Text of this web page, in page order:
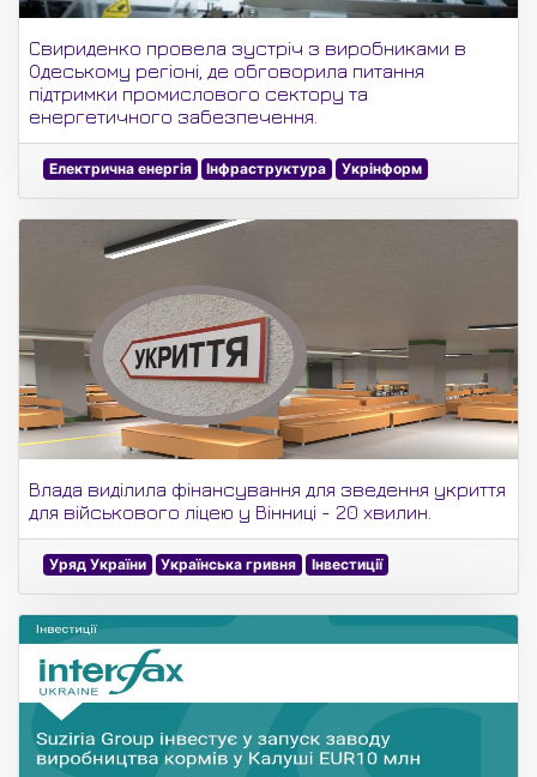
Свириденко провела зустріч з виробниками в
Одеському регіоні, де обговорила питання
підтримки промислового сектору та
енергетичного забезпечення.
Електрична енергія Інфраструктура Укрінформ
Влада виділила фінансування для зведення укриття
для військового ліцею у Вінниці - 20 хвилин.
Уряд України Українська гривня Інвестиції